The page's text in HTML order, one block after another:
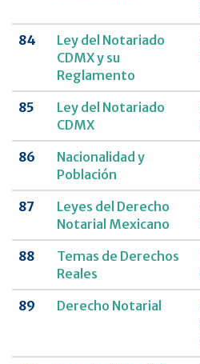
84
Ley del Notariado
CDMX y su
Reglamento
85
Ley del Notariado
CDMX
86
Nacionalidad y
Población
87
Leyes del Derecho
Notarial Mexicano
88
Temas de Derechos
Reales
89 Derecho Notarial